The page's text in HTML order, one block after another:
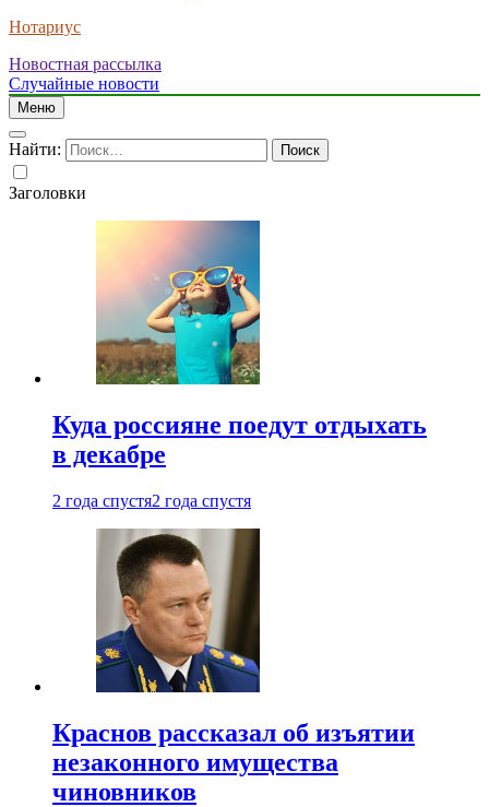
Нотариус
Новостная рассылка
Случайные новости
Меню
Найти:
Заголовки
Куда россияне поедут отдыхать
в декабре
2 года спустя2 года спустя
Краснов рассказал об изъятии
незаконного имущества
чиновников